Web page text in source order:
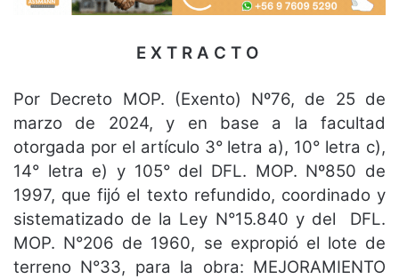
E X T R A C T O
Por Decreto MOP. (Exento) Nº76, de 25 de
marzo de 2024, y en base a la facultad
otorgada por el artículo 3° letra a), 10° letra c),
14° letra e) y 105° del DFL. MOP. Nº850 de
1997, que fijó el texto refundido, coordinado y
sistematizado de la Ley N°15.840 y del DFL.
MOP. N°206 de 1960, se expropió el lote de
terreno N°33, para la obra: MEJORAMIENTO